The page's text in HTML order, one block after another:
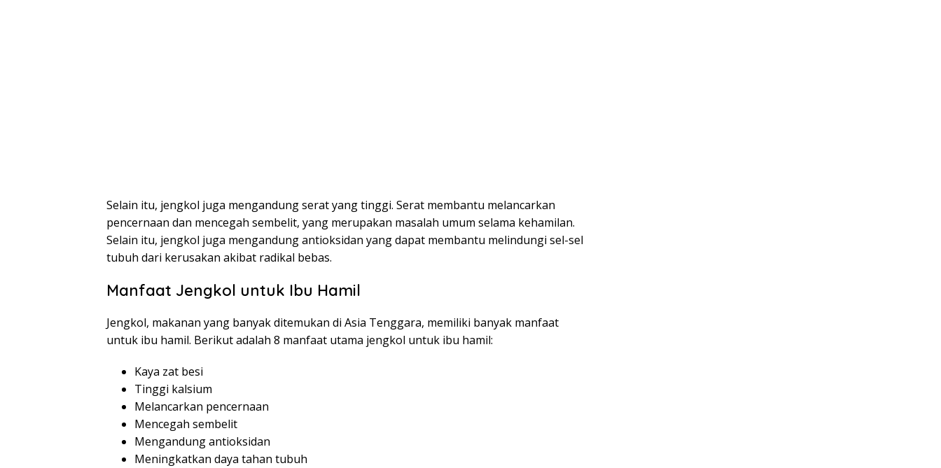
Selain itu, jengkol juga mengandung serat yang tinggi. Serat membantu melancarkan
pencernaan dan mencegah sembelit, yang merupakan masalah umum selama kehamilan.
Selain itu, jengkol juga mengandung antioksidan yang dapat membantu melindungi sel-sel
tubuh dari kerusakan akibat radikal bebas.
Manfaat Jengkol untuk Ibu Hamil
Jengkol, makanan yang banyak ditemukan di Asia Tenggara, memiliki banyak manfaat
untuk ibu hamil. Berikut adalah 8 manfaat utama jengkol untuk ibu hamil:
Kaya zat besi
Tinggi kalsium
Melancarkan pencernaan
Mencegah sembelit
Mengandung antioksidan
Meningkatkan daya tahan tubuh